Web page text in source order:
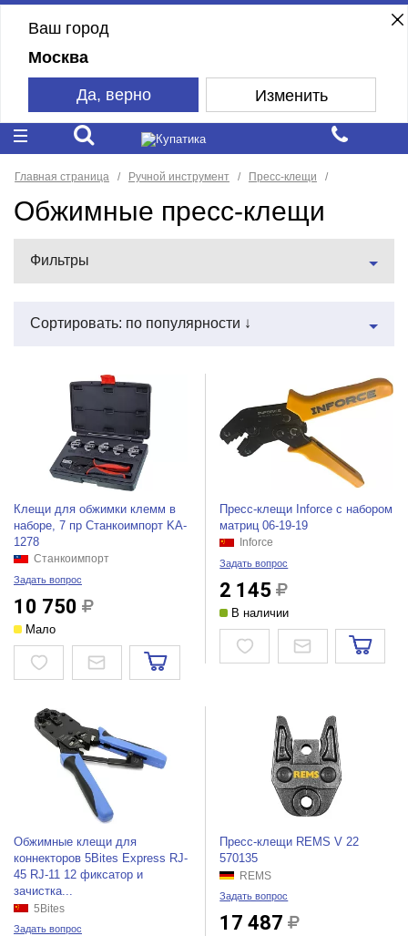
Ваш город
Москва
Да, верно Изменить
Главная страница Ручной инструмент Пресс-клещи
Обжимные пресс-клещи
Фильтры
Сортировать: по популярности ↓
Клещи для обжимки клемм в
наборе, 7 пр Станкоимпорт KA-
1278
Станкоимпорт
Задать вопрос
10 750
Мало
Пресс-клещи Inforce с набором
матриц 06-19-19
Inforce
Задать вопрос
2 145
В наличии
Обжимные клещи для
коннекторов 5Bites Express RJ-
45 RJ-11 12 фиксатор и
зачистка...
5Bites
Задать вопрос
Пресс-клещи REMS V 22
570135
REMS
Задать вопрос
17 487